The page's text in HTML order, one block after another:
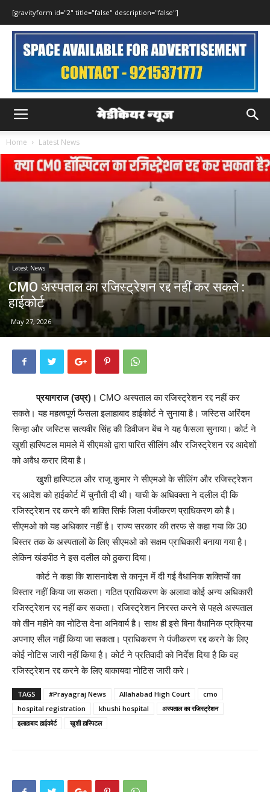
[gravityform id="2" title="false" description="false"]
Home Latest News
Latest News
CMO अस्पताल का रजिस्ट्रेशन रद्द नहीं कर सकते :
हाईकोर्ट
May 27, 2026
प्रयागराज (उप्र)। CMO अस्पताल का रजिस्ट्रेशन रद्द नहीं कर
सकते। यह महत्वपूर्ण फैसला इलाहाबाद हाईकोर्ट ने सुनाया है। जस्टिस अरिंदम
सिन्हा और जस्टिस सत्यवीर सिंह की डिवीजन बेंच ने यह फैसला सुनाया। कोर्ट ने
खुशी हास्पिटल मामले में सीएमओ द्वारा पारित सीलिंग और रजिस्ट्रेशन रद्द आदेशों
को अवैध करार दिया है।
खुशी हास्पिटल और राजू कुमार ने सीएमओ के सीलिंग और रजिस्ट्रेशन
रद्द आदेश को हाईकोर्ट में चुनौती दी थी। याची के अधिवक्ता ने दलील दी कि
रजिस्ट्रेशन रद्द करने की शक्ति सिर्फ जिला पंजीकरण प्राधिकरण को है।
सीएमओ को यह अधिकार नहीं है। राज्य सरकार की तरफ से कहा गया कि 30
बिस्तर तक के अस्पतालों के लिए सीएमओ को सक्षम प्राधिकारी बनाया गया है।
लेकिन खंडपीठ ने इस दलील को ठुकरा दिया।
कोर्ट ने कहा कि शासनादेश से कानून में दी गई वैधानिक शक्तियों का
विस्तार नहीं किया जा सकता। गठित प्राधिकरण के अलावा कोई अन्य अधिकारी
रजिस्ट्रेशन रद्द नहीं कर सकता। रजिस्ट्रेशन निरस्त करने से पहले अस्पताल
को तीन महीने का नोटिस देना अनिवार्य है। साथ ही इसे बिना वैधानिक प्रक्रिया
अपनाए सील नहीं किया जा सकता। प्राधिकरण ने पंजीकरण रद्द करने के लिए
कोई नोटिस जारी नहीं किया है। कोर्ट ने प्रतिवादी को निर्देश दिया है कि वह
रजिस्ट्रेशन रद्द करने के लिए बाकायदा नोटिस जारी करे।
TAGS #Prayagraj News Allahabad High Court
cmo
hospital registration
khushi hospital
अस्पताल का रजिस्ट्रेशन
इलाहाबाद हाईकोर्ट
खुशी हास्पिटल